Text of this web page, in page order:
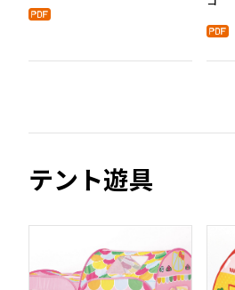
テント遊具